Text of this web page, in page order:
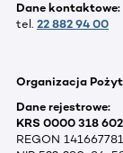
Dane kontaktowe:
tel. 22 882 94 00
Organizacja
Dane rejestrowe:
KRS 0000 318 602
REGON 141667781